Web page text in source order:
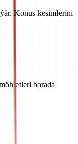
Konus kesimlerini
barada